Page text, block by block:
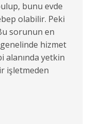
bunu evde
olabilir. Peki
Bu sorunun en
hizmet
alanında yetkin
işletmeden